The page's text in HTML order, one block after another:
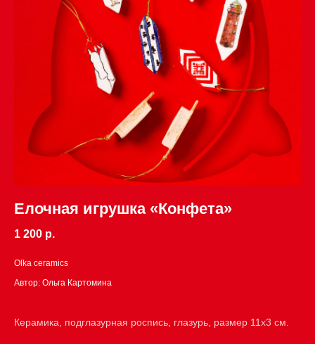
Елочная игрушка «Конфета»
1 200 р.
Olka ceramics
Автор: Ольга Картомина
Керамика, подглазурная роспись, глазурь, размер 11х3 см.